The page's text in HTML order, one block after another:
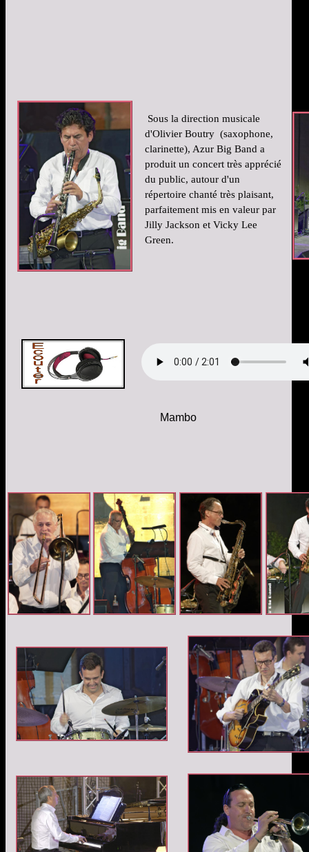
Sous la direction musicale
d'Olivier Boutry (saxophone,
clarinette), Azur Big Band a
produit un concert très apprécié
du public, autour d'un
répertoire chanté très plaisant,
parfaitement mis en valeur par
Jilly Jackson et Vicky Lee
Green.
Mambo